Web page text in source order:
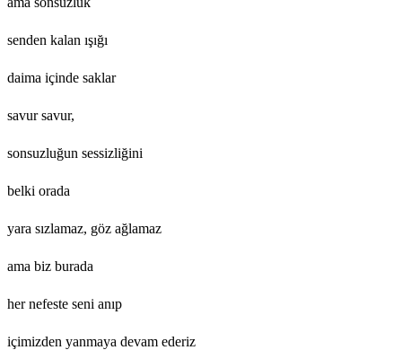
senden kalan ışığı
daima içinde saklar
savur savur,
sonsuzluğun sessizliğini
belki orada
yara sızlamaz, göz ağlamaz
ama biz burada
her nefeste seni anıp
içimizden yanmaya devam ederiz